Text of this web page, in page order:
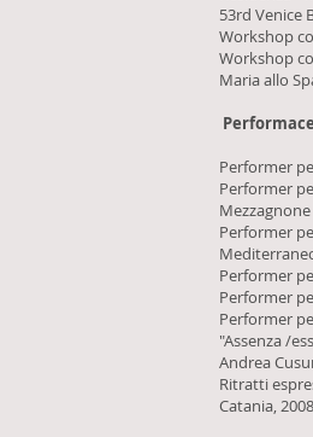
53rd Venice
Workshop
Workshop
Maria allo
Performer
Performer
Mezzagnone
Performer
Performer
Performer
Performer
"Assenza /
Andrea
Ritratti
Catania,